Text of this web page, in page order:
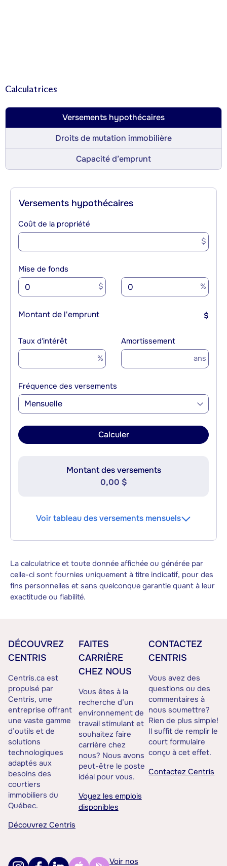
Calculatrices
Versements hypothécaires
Droits de mutation immobilière
Capacité d’emprunt
Versements hypothécaires
Coût de la propriété
$
Mise de fonds
$ %
Montant de l'emprunt $
Taux d'intérêt
%
Amortissement
ans
Fréquence des versements
Mensuelle
Calculer
Montant des versements
0,00 $
Voir tableau des versements mensuels
La calculatrice et toute donnée affichée ou générée par
celle-ci sont fournies uniquement à titre indicatif, pour des
fins personnelles et sans quelconque garantie quant à leur
exactitude ou fiabilité.
DÉCOUVREZ
CENTRIS
Centris.ca est
propulsé par
Centris, une
entreprise offrant
une vaste gamme
d’outils et de
solutions
technologiques
adaptés aux
besoins des
courtiers
immobiliers du
Québec.
Découvrez Centris
FAITES
CARRIÈRE
CHEZ NOUS
Vous êtes à la
recherche d’un
environnement de
travail stimulant et
souhaitez faire
carrière chez
nous? Nous avons
peut-être le poste
idéal pour vous.
Voyez les emplois
disponibles
CONTACTEZ
CENTRIS
Vous avez des
questions ou des
commentaires à
nous soumettre?
Rien de plus simple!
Il suffit de remplir le
court formulaire
conçu à cet effet.
Contactez Centris
Voir nos